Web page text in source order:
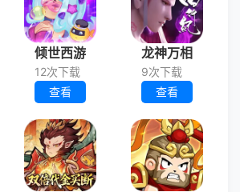
倾世西游
12次下载
查看
龙神万相
9次下载
查看